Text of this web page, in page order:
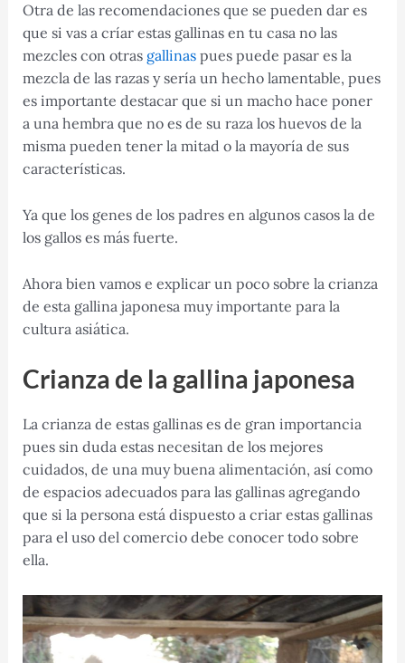
Otra de las recomendaciones que se pueden dar es
que si vas a críar estas gallinas en tu casa no las
mezcles con otrasgallinaspues puede pasar es la
mezcla de las razas y sería un hecho lamentable, pues
es importante destacar que si un macho hace poner
a una hembra que no es de su raza los huevos de la
misma pueden tener la mitad o la mayoría de sus
características.
Ya que los genes de los padres en algunos casos la de
los gallos es más fuerte.
Ahora bien vamos e explicar un poco sobre la crianza
de esta gallina japonesa muy importante para la
cultura asiática.
Crianza de la gallina japonesa
La crianza de estas gallinas es de gran importancia
pues sin duda estas necesitan de los mejores
cuidados, de una muy buena alimentación, así como
de espacios adecuados para las gallinas agregando
que si la persona está dispuesto a criar estas gallinas
para el uso del comercio debe conocer todo sobre
ella.